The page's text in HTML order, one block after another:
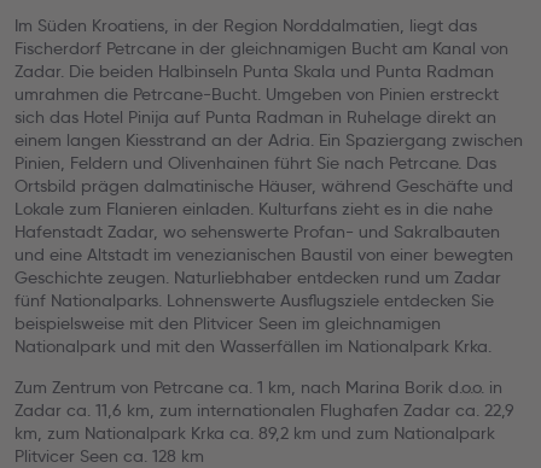
Im Süden Kroatiens, in der Region Norddalmatien, liegt das
Fischerdorf Petrcane in der gleichnamigen Bucht am Kanal von
Zadar. Die beiden Halbinseln Punta Skala und Punta Radman
umrahmen die Petrcane-Bucht. Umgeben von Pinien erstreckt
sich das Hotel Pinija auf Punta Radman in Ruhelage direkt an
einem langen Kiesstrand an der Adria. Ein Spaziergang zwischen
Pinien, Feldern und Olivenhainen führt Sie nach Petrcane. Das
Ortsbild prägen dalmatinische Häuser, während Geschäfte und
Lokale zum Flanieren einladen. Kulturfans zieht es in die nahe
Hafenstadt Zadar, wo sehenswerte Profan- und Sakralbauten
und eine Altstadt im venezianischen Baustil von einer bewegten
Geschichte zeugen. Naturliebhaber entdecken rund um Zadar
fünf Nationalparks. Lohnenswerte Ausflugsziele entdecken Sie
beispielsweise mit den Plitvicer Seen im gleichnamigen
Nationalpark und mit den Wasserfällen im Nationalpark Krka.
Zum Zentrum von Petrcane ca. 1 km, nach Marina Borik d.o.o. in
Zadar ca. 11,6 km, zum internationalen Flughafen Zadar ca. 22,9
km, zum Nationalpark Krka ca. 89,2 km und zum Nationalpark
Plitvicer Seen ca. 128 km